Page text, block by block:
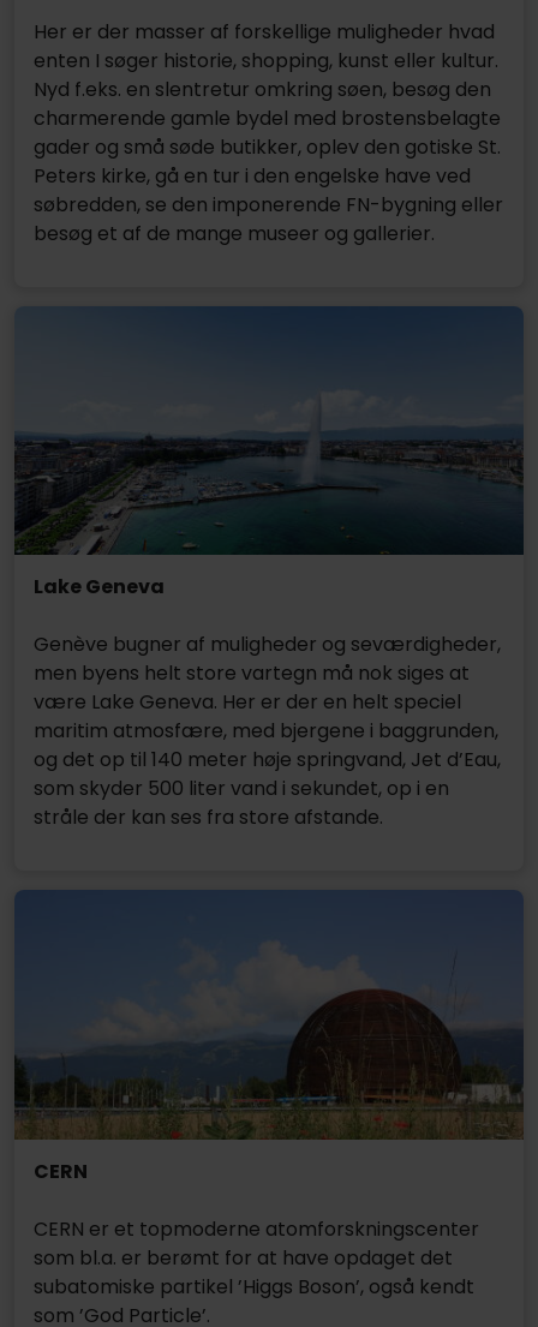
Her er der masser af forskellige muligheder hvad
enten I søger historie, shopping, kunst eller kultur.
Nyd f.eks. en slentretur omkring søen, besøg den
charmerende gamle bydel med brostensbelagte
gader og små søde butikker, oplev den gotiske St.
Peters kirke, gå en tur i den engelske have ved
søbredden, se den imponerende FN-bygning eller
besøg et af de mange museer og gallerier.
Lake Geneva
Genève bugner af muligheder og seværdigheder,
men byens helt store vartegn må nok siges at
være Lake Geneva. Her er der en helt speciel
maritim atmosfære, med bjergene i baggrunden,
og det op til 140 meter høje springvand, Jet d’Eau,
som skyder 500 liter vand i sekundet, op i en
stråle der kan ses fra store afstande.
CERN
CERN er et topmoderne atomforskningscenter
som bl.a. er berømt for at have opdaget det
subatomiske partikel ’Higgs Boson’, også kendt
som ’God Particle’.